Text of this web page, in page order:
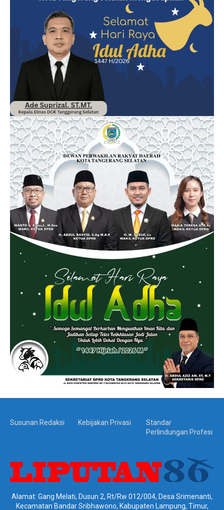
Susunan Redaksi Kebijakan Privasi
Standar
Perlindungan Profesi
Alamat: Gang Melati, Dusun 2, Rt/Rw 012/004, Desa Srimenanti,
Kecamatan Bandar Sribhawono, Kabupaten Lampung, Timur,